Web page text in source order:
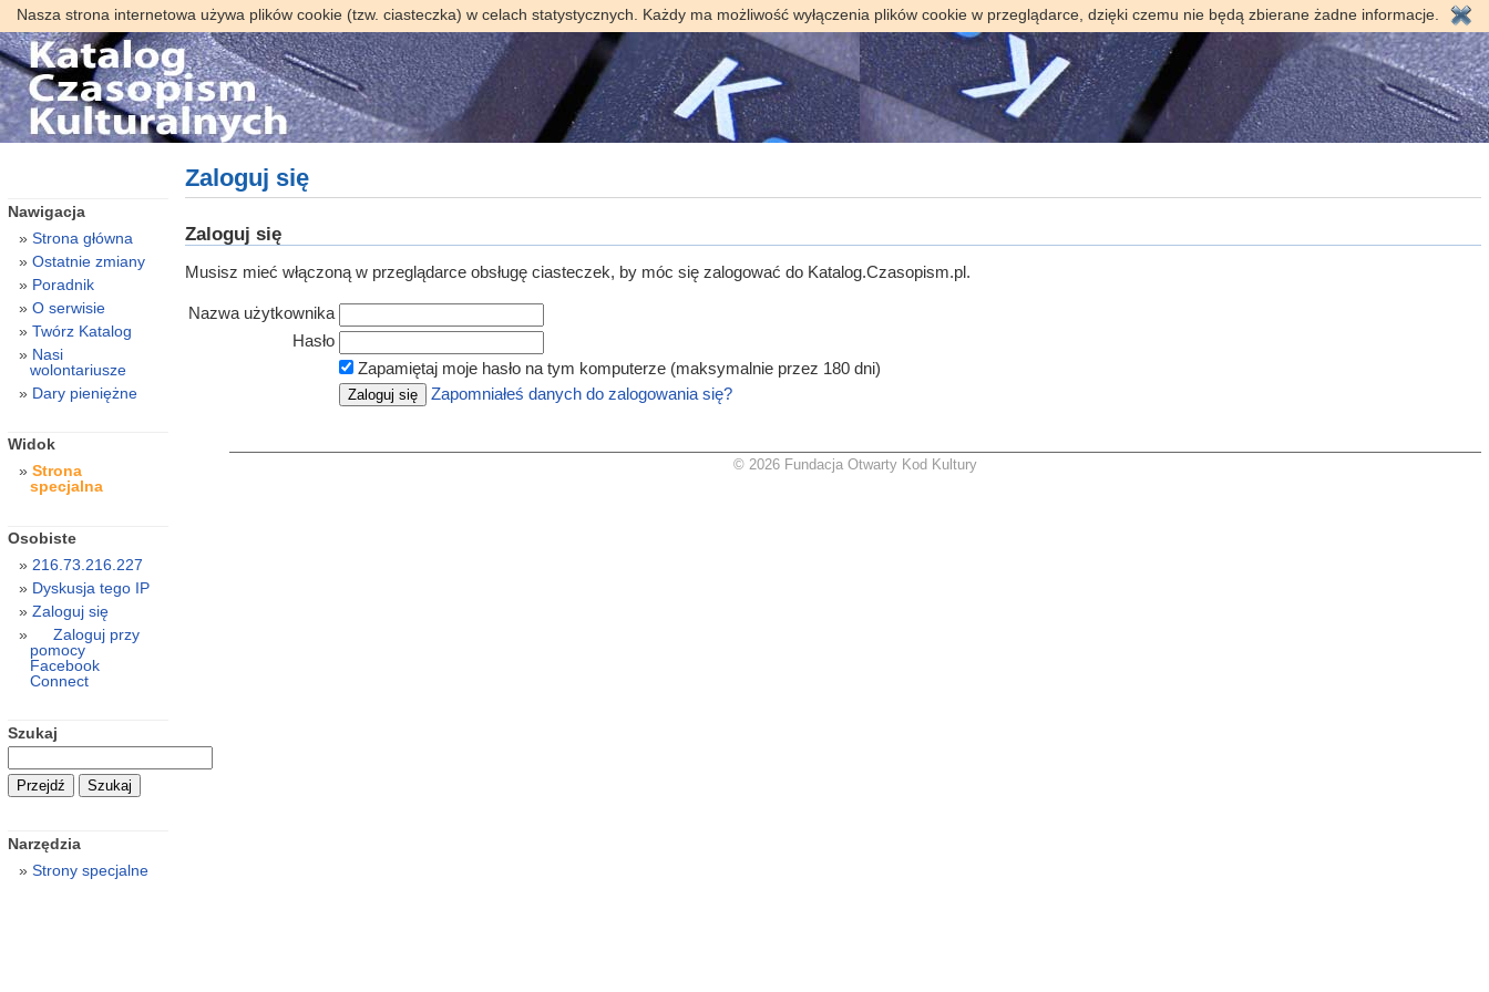
Nasza strona internetowa używa plików cookie (tzw. ciasteczka) w celach statystycznych. Każdy ma możliwość wyłączenia plików cookie w przeglądarce, dzięki czemu nie będą zbierane żadne informacje.
Zaloguj się
Zaloguj się
Musisz mieć włączoną w przeglądarce obsługę ciasteczek, by móc się zalogować do Katalog.Czasopism.pl.
Nazwa użytkownika
Hasło
Zapamiętaj moje hasło na tym komputerze (maksymalnie przez 180 dni)
Zapomniałeś danych do zalogowania się?
Nawigacja
Strona główna
Ostatnie zmiany
Poradnik
O serwisie
Twórz Katalog
Nasi
wolontariusze
Dary pieniężne
Widok
Strona
specjalna
Osobiste
216.73.216.227
Dyskusja tego IP
Zaloguj się
Zaloguj przy
pomocy
Facebook
Connect
Szukaj
Narzędzia
Strony specjalne
© 2026 Fundacja Otwarty Kod Kultury